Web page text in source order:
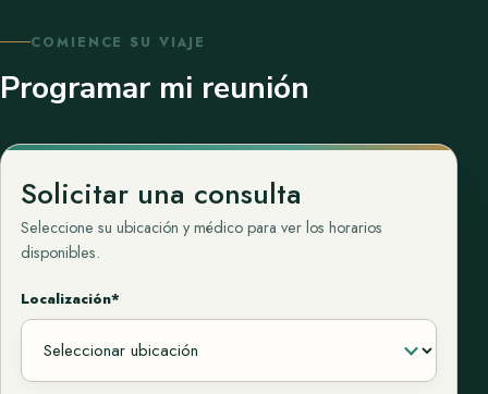
COMIENCE SU VIAJE
Programar mi reunión
Solicitar una consulta
Seleccione su ubicación y médico para ver los horarios
disponibles.
Localización*